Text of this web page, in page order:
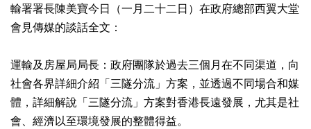
輸署署長陳美寶今日（一月二十二日）在政府總部西翼大堂
會見傳媒的談話全文：
運輸及房屋局局長：政府團隊於過去三個月在不同渠道，向
社會各界詳細介紹「三隧分流」方案，並透過不同場合和媒
體，詳細解說「三隧分流」方案對香港長遠發展，尤其是社
會、經濟以至環境發展的整體得益。